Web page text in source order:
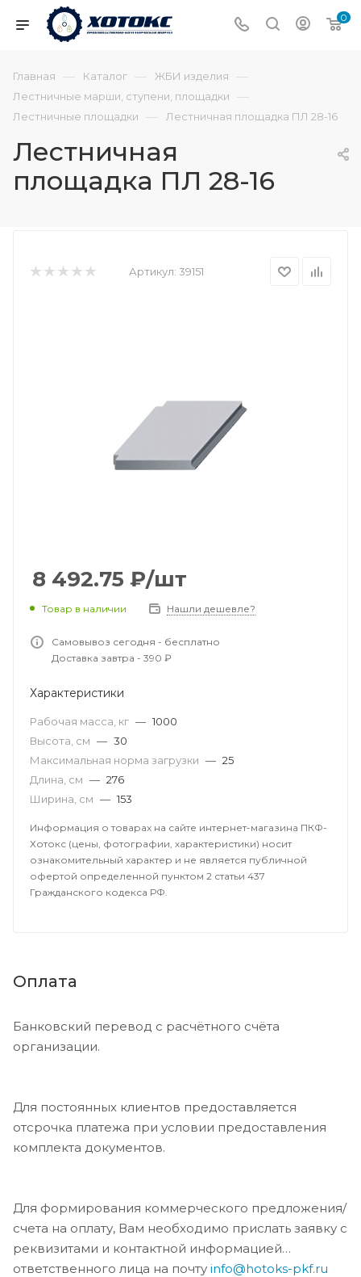
0
Главная — Каталог — ЖБИ изделия —
Лестничные марши, ступени, площадки —
Лестничные площадки — Лестничная площадка ПЛ 28-16
Лестничная
площадка ПЛ 28-16
Артикул: 39151
8 492.75 ₽/шт
Товар в наличии Нашли дешевле?
Самовывоз сегодня - бесплатно
Доставка завтра - 390 ₽
Характеристики
Рабочая масса, кг — 1000
Высота, см — 30
Максимальная норма загрузки — 25
Длина, см — 276
Ширина, см — 153
Информация о товарах на сайте интернет-магазина ПКФ-
Хотокс (цены, фотографии, характеристики) носит
ознакомительный характер и не является публичной
офертой определенной пунктом 2 статьи 437
Гражданского кодекса РФ.
Оплата
Банковский перевод с расчётного счёта
организации.
Для постоянных клиентов предоставляется
отсрочка платежа при условии предоставления
комплекта документов.
Для формирования коммерческого предложения/
счета на оплату, Вам необходимо прислать заявку с
реквизитами и контактной информацией
ответственного лица на почту info@hotoks-pkf.ru